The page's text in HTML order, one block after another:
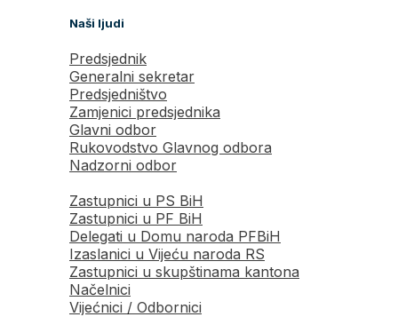
Naši ljudi
Predsjednik
Generalni sekretar
Predsjedništvo
Zamjenici predsjednika
Glavni odbor
Rukovodstvo Glavnog odbora
Nadzorni odbor
Zastupnici u PS BiH
Zastupnici u PF BiH
Delegati u Domu naroda PFBiH
Izaslanici u Vijeću naroda RS
Zastupnici u skupštinama kantona
Načelnici
Vijećnici / Odbornici